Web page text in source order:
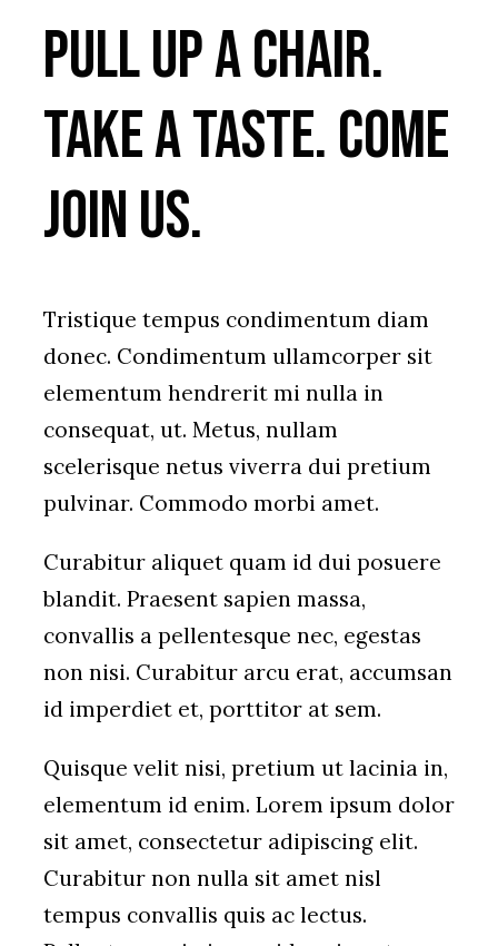
Pull up a chair.
Take a taste. Come
join us.
Tristique tempus condimentum diam
donec. Condimentum ullamcorper sit
elementum hendrerit mi nulla in
consequat, ut. Metus, nullam
scelerisque netus viverra dui pretium
pulvinar. Commodo morbi amet.
Curabitur aliquet quam id dui posuere
blandit. Praesent sapien massa,
convallis a pellentesque nec, egestas
non nisi. Curabitur arcu erat, accumsan
id imperdiet et, porttitor at sem.
Quisque velit nisi, pretium ut lacinia in,
elementum id enim. Lorem ipsum dolor
sit amet, consectetur adipiscing elit.
Curabitur non nulla sit amet nisl
tempus convallis quis ac lectus.